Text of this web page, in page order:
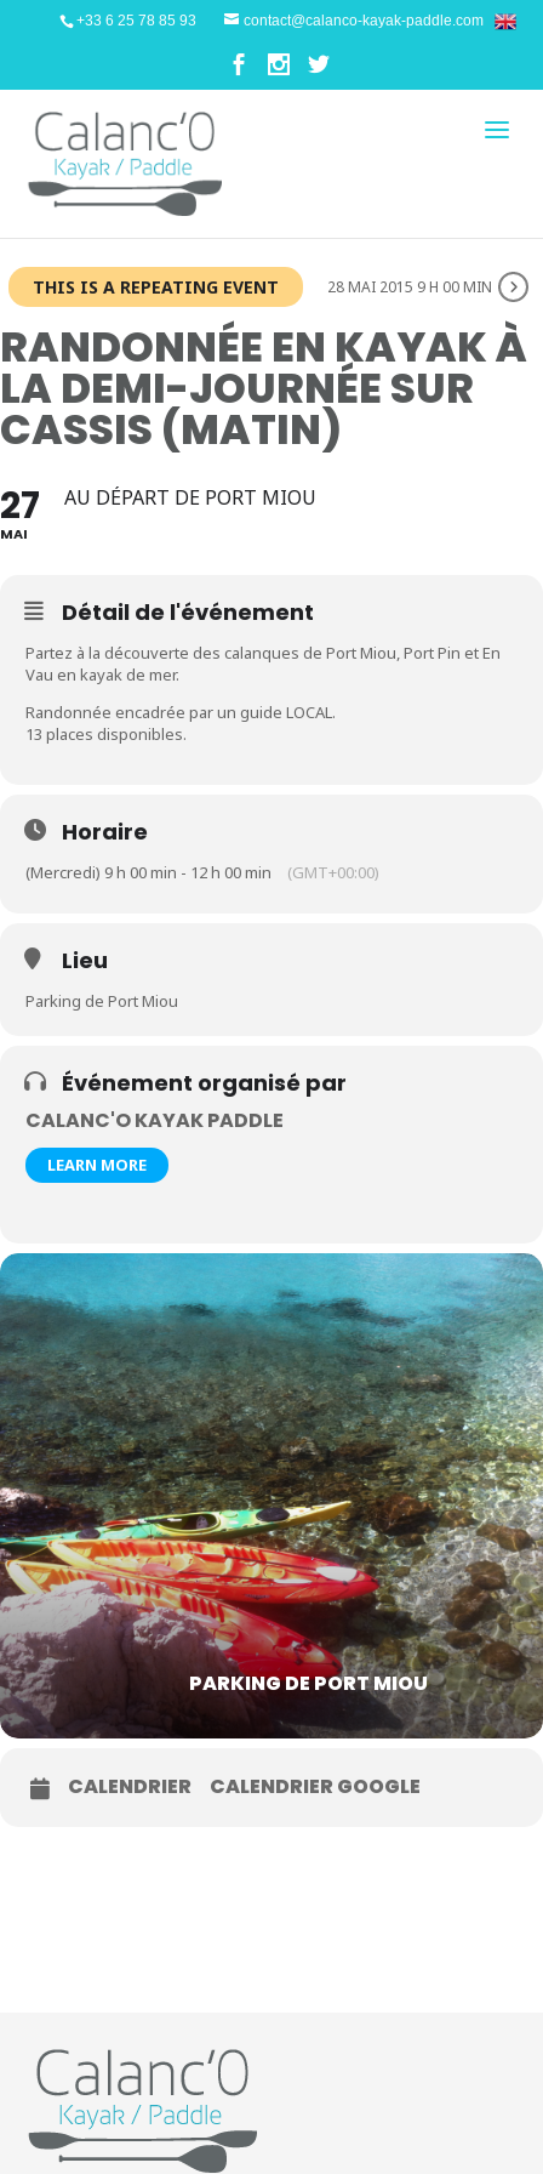
+33 6 25 78 85 93 contact@calanco-kayak-paddle.com
THIS IS A REPEATING EVENT 28 MAI 2015 9 H 00 MIN
RANDONNÉE EN KAYAK À
LA DEMI-JOURNÉE SUR
CASSIS (MATIN)
27
MAI
AU DÉPART DE PORT MIOU
Détail de l'événement
Partez à la découverte des calanques de Port Miou, Port Pin et En
Vau en kayak de mer.
Randonnée encadrée par un guide LOCAL.
13 places disponibles.
Horaire
(Mercredi) 9 h 00 min - 12 h 00 min (GMT+00:00)
Lieu
Parking de Port Miou
Événement organisé par
CALANC'O KAYAK PADDLE
LEARN MORE
PARKING DE PORT MIOU
CALENDRIER CALENDRIER GOOGLE